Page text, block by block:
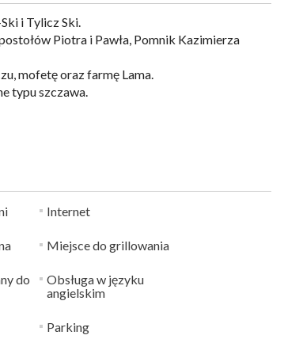
i Tylicz Ski.
Piotra i Pawła, Pomnik Kazimierza
mofetę oraz farmę Lama.
typu szczawa.
Internet
Miejsce do grillowania
do
Obsługa w języku
angielskim
Parking